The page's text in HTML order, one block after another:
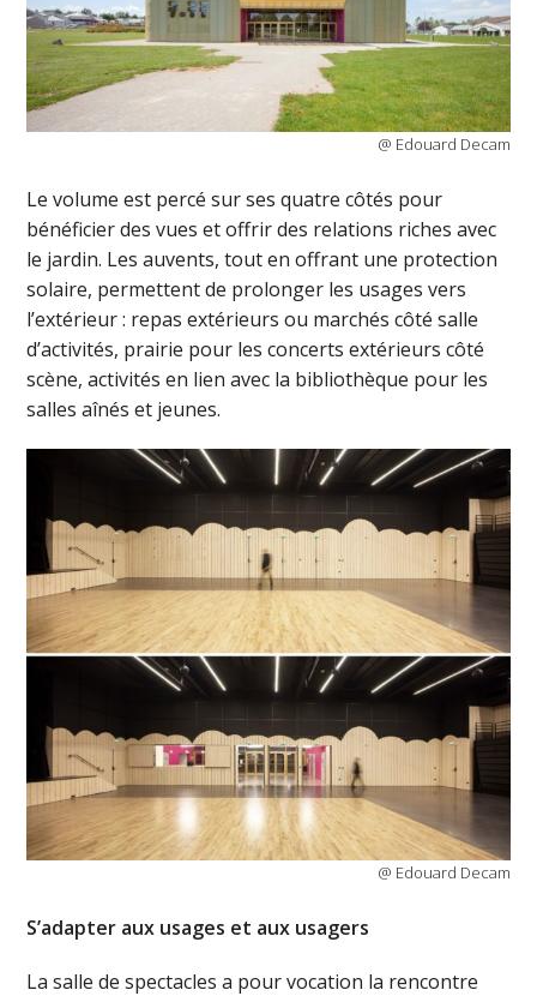
@ Edouard Decam
Le volume est percé sur ses quatre côtés pour
bénéficier des vues et offrir des relations riches avec
le jardin. Les auvents, tout en offrant une protection
solaire, permettent de prolonger les usages vers
l’extérieur : repas extérieurs ou marchés côté salle
d’activités, prairie pour les concerts extérieurs côté
scène, activités en lien avec la bibliothèque pour les
salles aînés et jeunes.
@ Edouard Decam
S’adapter aux usages et aux usagers
La salle de spectacles a pour vocation la rencontre